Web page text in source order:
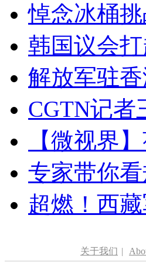
悼念冰桶
韩国议会
解放军驻
CGTN记者
【微视界
专家带你
超燃！西
关于我们 |